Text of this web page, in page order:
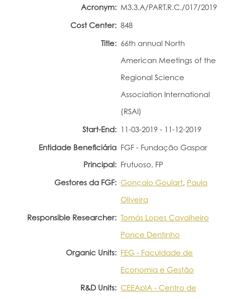
Acronym: M3.3.A/PART.R.C./017/2019
Cost Center: 848
Title: 66th annual North
American Meetings of the
Regional Science
Association International
(RSAI)
Start-End: 11-03-2019 - 11-12-2019
Entidade Beneficiária
Principal:
FGF - Fundação Gaspar
Frutuoso, FP
Gestores da FGF: Gonçalo Goulart, Paula
Oliveira
Responsible Researcher: Tomás Lopes Cavalheiro
Ponce Dentinho
Organic Units: FEG - Faculdade de
Economia e Gestão
R&D Units: CEEAplA - Centro de